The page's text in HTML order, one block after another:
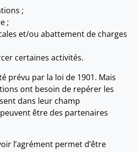
;
;
et/ou abattement de charges
certaines activités.
prévu par la loi de 1901. Mais
ont besoin de repérer les
dans leur champ
être des partenaires
l’agrément permet d’être